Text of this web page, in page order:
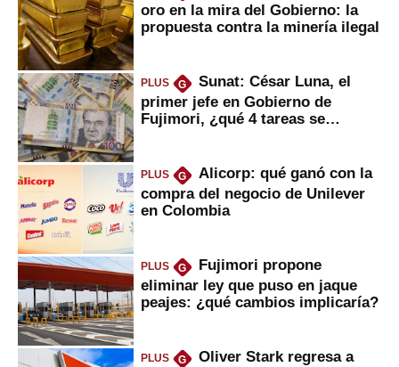
oro en la mira del Gobierno: la
propuesta contra la minería ilegal
PLUS G
Sunat: César Luna, el
primer jefe en Gobierno de
Fujimori, ¿qué 4 tareas se
PLUS G
Alicorp: qué ganó con la
compra del negocio de Unilever
en Colombia
PLUS G
Fujimori propone
eliminar ley que puso en jaque
peajes: ¿qué cambios implicaría?
PLUS G
Oliver Stark regresa a